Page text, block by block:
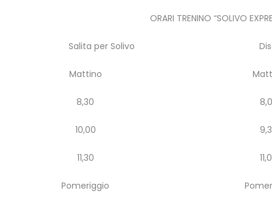
ORARI TRENINO “SOLIVO
Salita per Solivo
Mattino
8,30
10,00
11,30
Pomeriggio